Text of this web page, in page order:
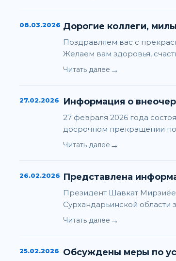
08.03.2026 Дорогие коллеги,
Поздравляем вас с
Желаем вам здоровья,
Читать далее →
27.02.2026 Информация о
27 февраля 2026 года
досрочном прекращении
Читать далее →
26.02.2026 Представлена
Президент Шавкат
Сурхандарьинской области
Читать далее →
25.02.2026 Обсуждены меры по